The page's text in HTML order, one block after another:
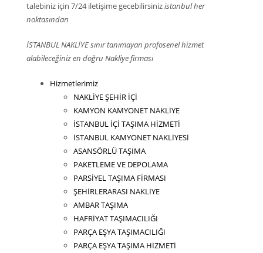
talebiniz için 7/24 iletişime gecebilirsinizistanbul her
noktasından
İSTANBUL NAKLİYE sınır tanımayan profosenel hizmet
alabileceğiniz en doğru Nakliye firması
Hizmetlerimiz
NAKLİYE ŞEHİR İÇİ
KAMYON KAMYONET NAKLİYE
İSTANBUL İÇİ TAŞIMA HİZMETİ
İSTANBUL KAMYONET NAKLİYESİ
ASANSÖRLÜ TAŞIMA
PAKETLEME VE DEPOLAMA
PARSİYEL TAŞIMA FİRMASI
ŞEHİRLERARASI NAKLİYE
AMBAR TAŞIMA
HAFRİYAT TAŞIMACILIĞI
PARÇA EŞYA TAŞIMACILIĞI
PARÇA EŞYA TAŞIMA HİZMETİ